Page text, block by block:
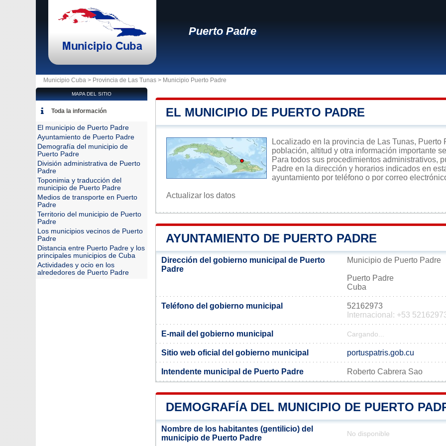
Puerto Padre
Municipio Cuba > Provincia de Las Tunas > Municipio Puerto Padre
EL MUNICIPIO DE PUERTO PADRE
Localizado en la provincia de Las Tunas,
población, altitud y otra información importante
Para todos sus procedimientos administrativos,
Padre en la dirección y horarios indicados en
ayuntamiento por teléfono o por correo
Actualizar los datos
AYUNTAMIENTO DE PUERTO PADRE
Dirección del gobierno municipal de Puerto
Padre
Municipio de Puerto Padre
Puerto Padre
Cuba
Teléfono del gobierno municipal
52162973
Internacional: +53
E-mail del gobierno municipal Cargando...
Sitio web oficial del gobierno municipal portuspatris.gob.cu
Intendente municipal de Puerto Padre Roberto Cabrera Sao
DEMOGRAFÍA DEL MUNICIPIO DE PUERTO
Nombre de los habitantes (gentilicio) del
municipio de Puerto Padre
No disponible
MAPA DEL SITIO
Toda la información
El municipio de Puerto Padre
Ayuntamiento de Puerto Padre
Demografía del municipio de
Puerto Padre
División administrativa de Puerto
Padre
Toponimia y traducción del
municipio de Puerto Padre
Medios de transporte en Puerto
Padre
Territorio del municipio de Puerto
Padre
Los municipios vecinos de Puerto
Padre
Distancia entre Puerto Padre y los
principales municipios de Cuba
Actividades y ocio en los
alrededores de Puerto Padre